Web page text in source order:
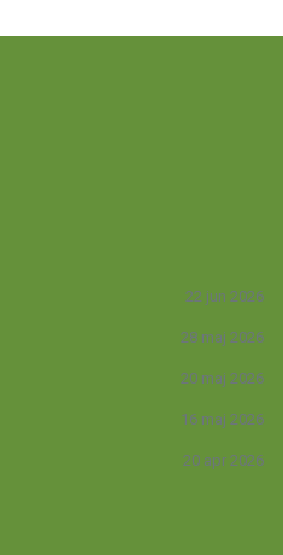
22 jun 2026
28 maj 2026
20 maj 2026
16 maj 2026
20 apr 2026